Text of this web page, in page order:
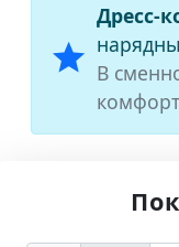
star
Дресс-
В